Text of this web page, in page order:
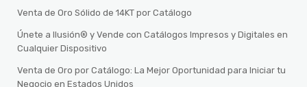
Venta de Oro Sólido de 14KT por Catálogo
Únete a Ilusión® y Vende con Catálogos Impresos y Digitales en
Cualquier Dispositivo
Venta de Oro por Catálogo: La Mejor Oportunidad para Iniciar tu
Negocio en Estados Unidos